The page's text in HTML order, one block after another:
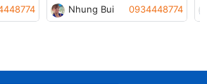
Nhung Bui
0934448774